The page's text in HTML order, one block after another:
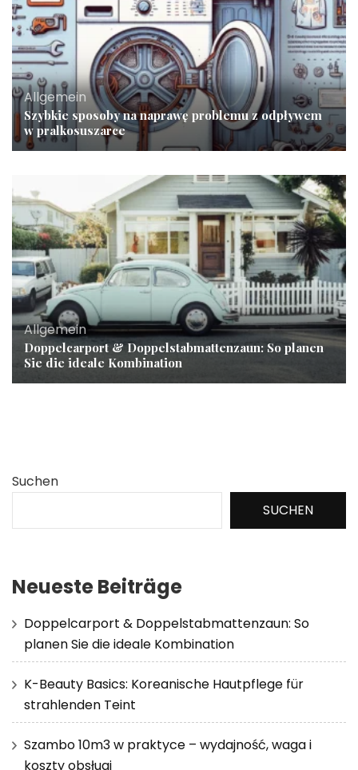
Allgemein
Szybkie sposoby na naprawę problemu z odpływem
w pralkosuszarce
Allgemein
Doppelcarport & Doppelstabmattenzaun: So planen
Sie die ideale Kombination
Suchen
SUCHEN
Neueste Beiträge
Doppelcarport & Doppelstabmattenzaun: So
planen Sie die ideale Kombination
K-Beauty Basics: Koreanische Hautpflege für
strahlenden Teint
Szambo 10m3 w praktyce – wydajność, waga i
koszty obsługi